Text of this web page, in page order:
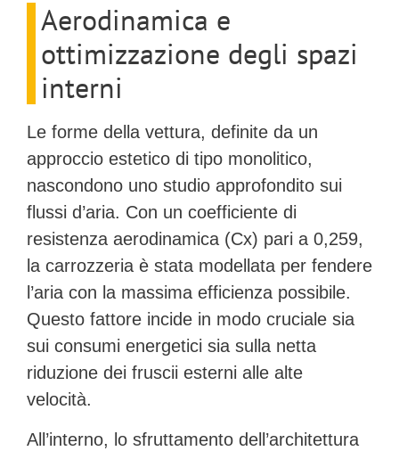
Aerodinamica e
ottimizzazione degli spazi
interni
Le forme della vettura, definite da un
approccio estetico di tipo monolitico,
nascondono uno studio approfondito sui
flussi d’aria. Con un coefficiente di
resistenza aerodinamica (Cx) pari a 0,259,
la carrozzeria è stata modellata per fendere
l’aria con la massima efficienza possibile.
Questo fattore incide in modo cruciale sia
sui consumi energetici sia sulla netta
riduzione dei fruscii esterni alle alte
velocità.
All’interno, lo sfruttamento dell’architettura